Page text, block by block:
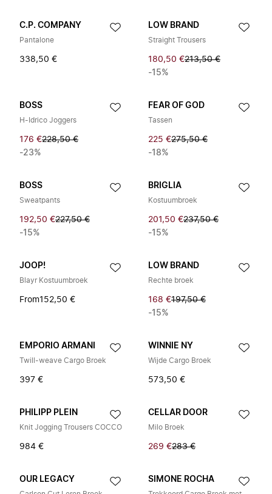
C.P. COMPANY
Pantalone
338,50 €
LOW BRAND
Straight Trousers
180,50 €213,50 €
-15%
BOSS
H-Idrico Joggers
176 €228,50 €
-23%
FEAR OF GOD
Tassen
225 €275,50 €
-18%
BOSS
Sweatpants
192,50 €227,50 €
-15%
BRIGLIA
Kostuumbroek
201,50 €237,50 €
-15%
JOOP!
Blayr Kostuumbroek
From152,50 €
LOW BRAND
Rechte broek
168 €197,50 €
-15%
EMPORIO ARMANI
Twill-weave Cargo Broek
397 €
WINNIE NY
Wijde Cargo Broek
573,50 €
PHILIPP PLEIN
Knit Jogging Trousers COCCO
984 €
CELLAR DOOR
Milo Broek
269 €283 €
OUR LEGACY SIMONE ROCHA